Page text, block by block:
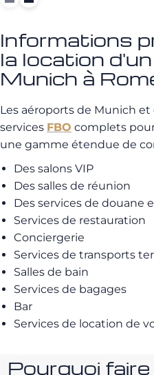
Informations
la location
Munich à
Les aéroports de Munich
services FBO complets
une gamme étendue de
Des salons VIP
Des salles de réunion
Des services de douane
Services de restauration
Conciergerie
Services de transports
Salles de bain
Services de bagages
Bar
Services de location de
Pourquoi